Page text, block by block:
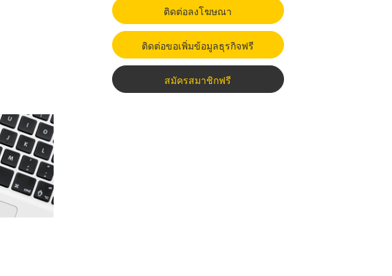
ติดต่อลงโฆษณา
ติดต่อขอเพิ่มข้อมูลธุรกิจฟรี
สมัครสมาชิกฟรี